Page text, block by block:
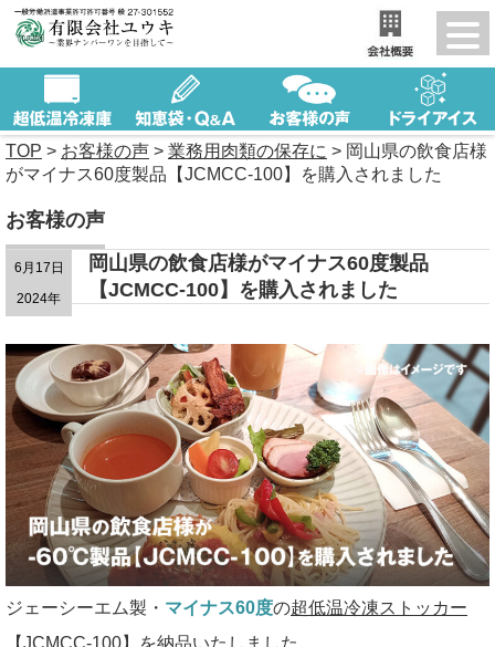
TOP > お客様の声 > 業務用肉類の保存に > 岡山県の飲食店様
がマイナス60度製品【JCMCC-100】を購入されました
お客様の声
6月17日
2024年
岡山県の飲食店様がマイナス60度製品
【JCMCC-100】を購入されました
ジェーシーエム製・ マイナス60度の超低温冷凍ストッカー